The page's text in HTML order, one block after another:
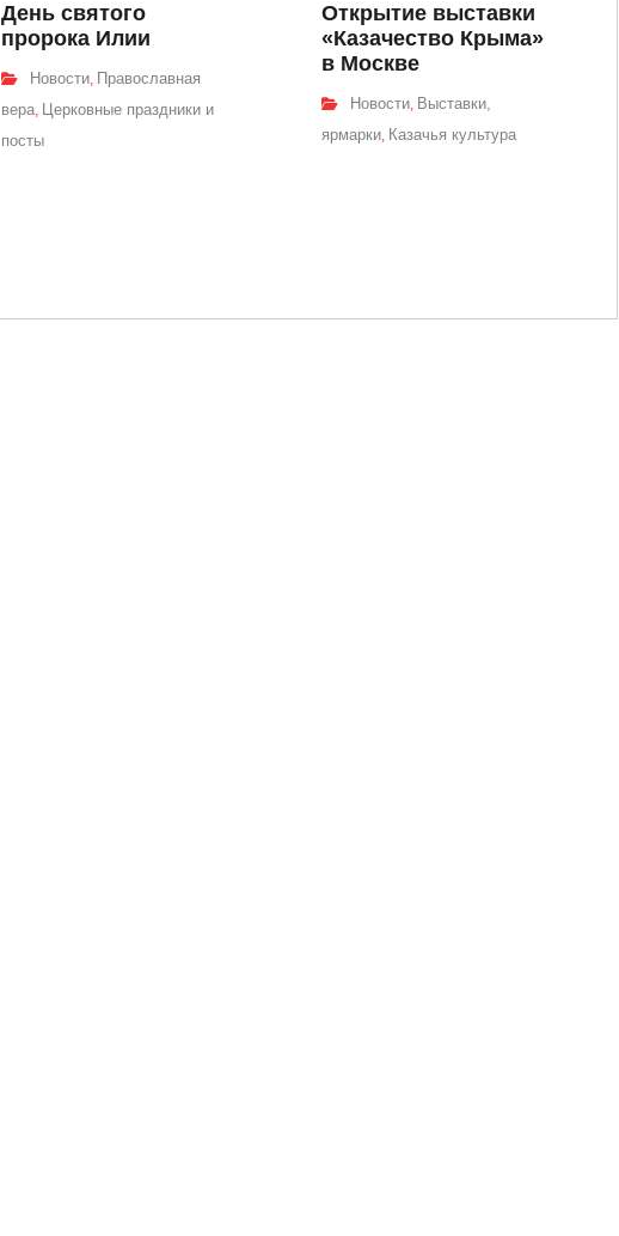
День святого
пророка Илии
Новости, Православная
вера, Церковные праздники и
посты
Открытие выставки
«Казачество Крыма»
в Москве
Новости, Выставки,
ярмарки, Казачья культура